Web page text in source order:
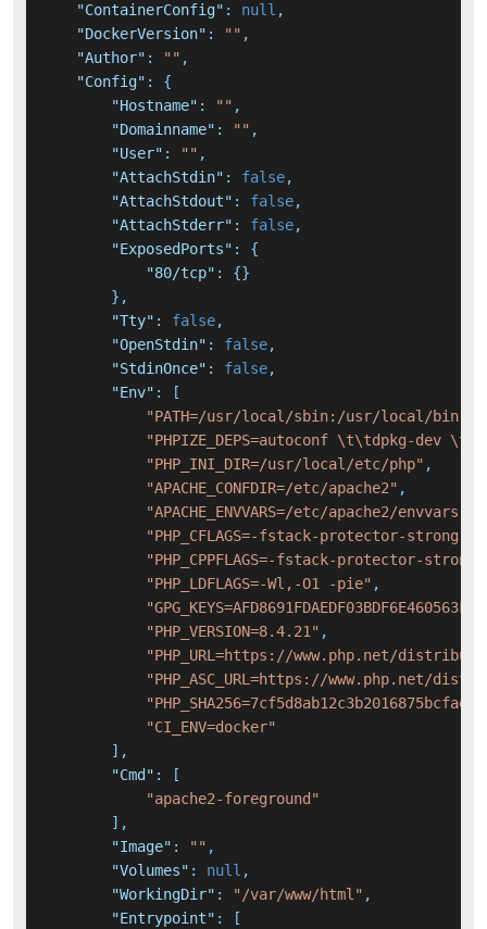
"ContainerConfig" : null ,
"DockerVersion" : "" ,
"Author" : "" ,
"Config" :
{
"Hostname" : "" ,
"Domainname" : "" ,
"User" : "" ,
"AttachStdin" : false,
"AttachStdout" : false,
"AttachStderr" : false,
"ExposedPorts" :
{
"80/tcp" : {}
} ,
"Tty" : false,
"OpenStdin" : false,
"StdinOnce" : false,
"Env" :
[
"PATH=/usr/local/sbin:/usr/local/
"PHPIZE_DEPS=autoconf \t\tdpkg-
"PHP_INI_DIR=/usr/local/etc/php" ,
"APACHE_CONFDIR=/etc/apache2" ,
"APACHE_ENVVARS=/etc/apache2/envvars"
"PHP_CFLAGS=-fstack-protector-strong -
"PHP_CPPFLAGS=-fstack-protector-strong
"PHP_LDFLAGS=-Wl,-O1 -pie" ,
"PHP_VERSION=8.4.21" ,
"PHP_URL=https://www.php.net/
"PHP_ASC_URL=https://www.php.net/
"CI_ENV=docker"
] ,
"Cmd" :
[
"apache2-foreground"
] ,
"Image" : "" ,
"Volumes" : null ,
"WorkingDir" : "/var/www/html" ,
"Entrypoint" :
[